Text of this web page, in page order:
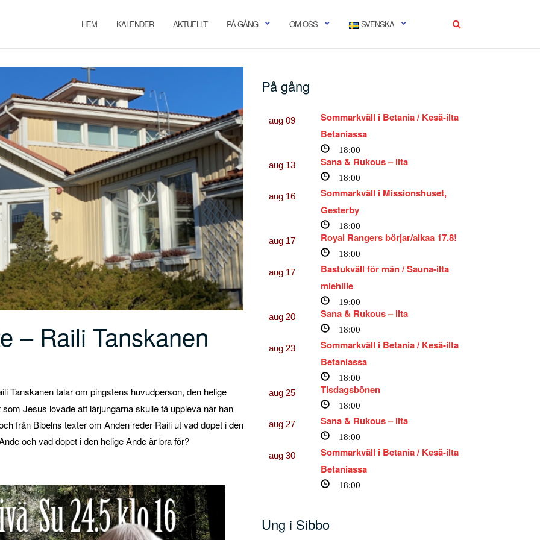
HEM KALENDER AKTUELLT PÅ GÅNG OM OSS SVENSKA
– Raili Tanskanen
Tanskanen talar om pingstens huvudperson, den helige
Jesus lovade att lärjungarna skulle få uppleva när han
från Bibelns texter om Anden reder Raili ut vad dopet i den
och vad dopet i den helige Ande är bra för?
På gång
aug 09
Sommarkväll i Betania / Kesä-ilta
Betaniassa
18:00
aug 13 Sana & Rukous – ilta
18:00
aug 16
Sommarkväll i Missionshuset,
Gesterby
18:00
aug 17 Royal Rangers börjar/alkaa 17.8!
18:00
aug 17
Bastukväll för män / Sauna-ilta
miehille
19:00
aug 20 Sana & Rukous – ilta
18:00
aug 23
Sommarkväll i Betania / Kesä-ilta
Betaniassa
18:00
aug 25 Tisdagsbönen
18:00
aug 27 Sana & Rukous – ilta
18:00
aug 30
Sommarkväll i Betania / Kesä-ilta
Betaniassa
18:00
Ung i Sibbo